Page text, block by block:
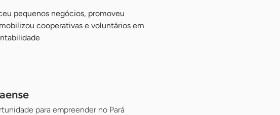
pequenos negócios, promoveu
cooperativas e voluntários em
para empreender no Pará